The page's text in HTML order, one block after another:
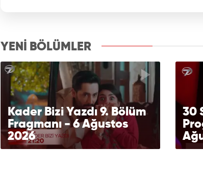
YENİ BÖLÜMLER
Kader Bizi Yazdı 9. Bölüm
Fragmanı - 6 Ağustos
2026
30